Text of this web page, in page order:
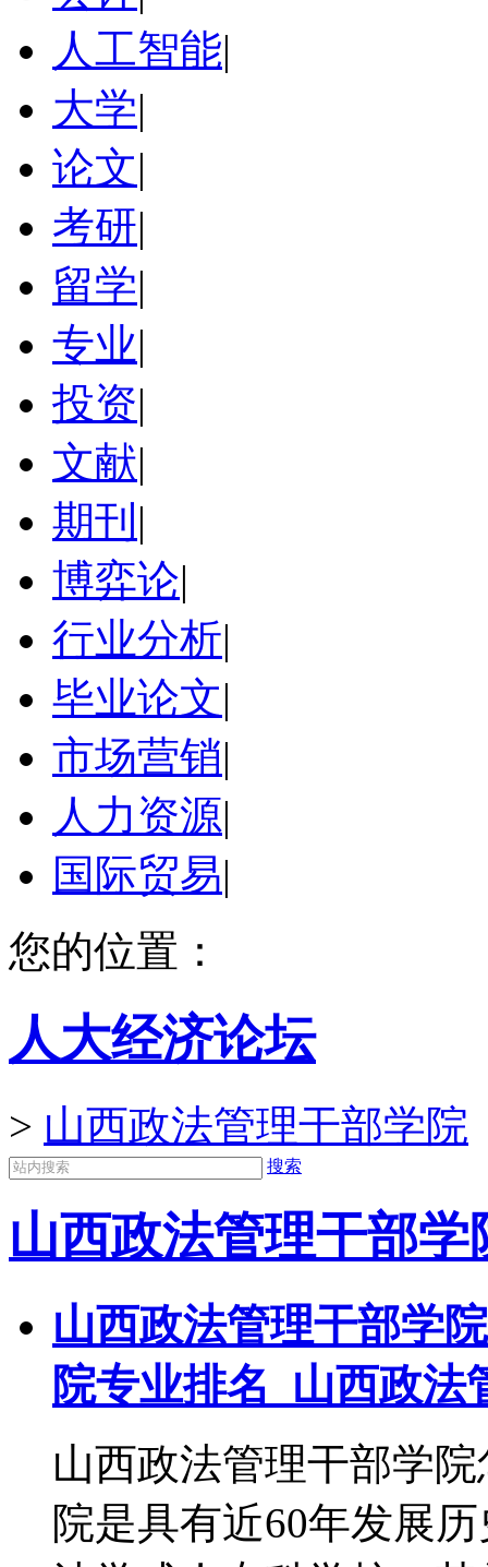
人工智能|
大学|
论文|
考研|
留学|
专业|
投资|
文献|
期刊 |
博弈论|
行业分析|
毕业论文|
市场营销|
人力资源|
国际贸易|
您的位置：
人大经济论坛
> 山西政法管理干部学院
搜索
山西政法管理干部学
山西政法管理干部学
院专业排名_山西政法
山西政法管理干部学
院是具有近60年发展